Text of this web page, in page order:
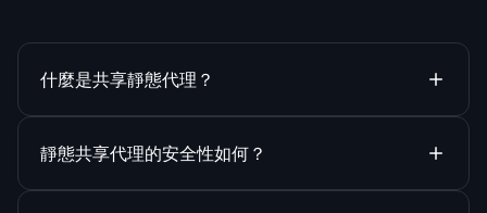
什麼是共享靜態代理？
靜態共享代理的安全性如何？